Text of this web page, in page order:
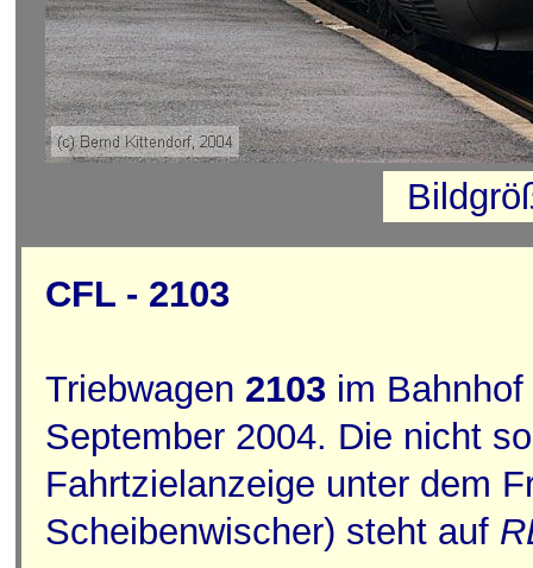
CFL - 2103
Triebwagen 2103 im Bahnhof
September 2004. Die nicht
Fahrtzielanzeige unter dem
Scheibenwischer) steht auf